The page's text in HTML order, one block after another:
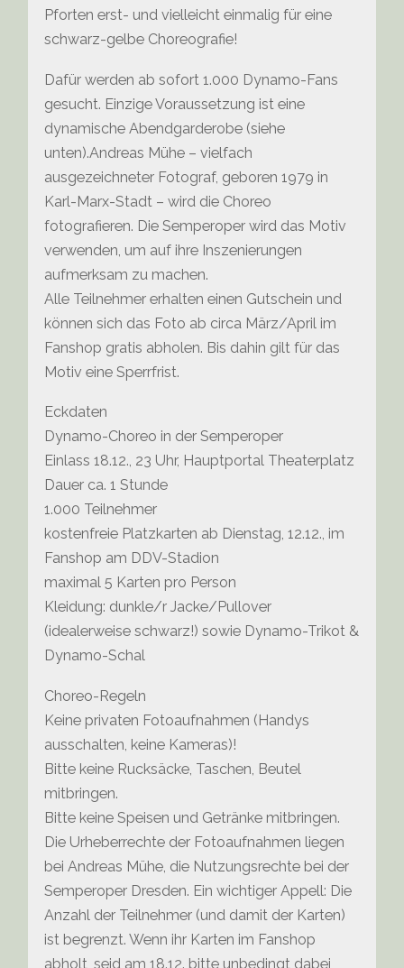
Pforten erst- und vielleicht einmalig für eine
schwarz-gelbe Choreografie!
Dafür werden ab sofort 1.000 Dynamo-Fans
gesucht. Einzige Voraussetzung ist eine
dynamische Abendgarderobe (siehe
unten).Andreas Mühe – vielfach
ausgezeichneter Fotograf, geboren 1979 in
Karl-Marx-Stadt – wird die Choreo
fotografieren. Die Semperoper wird das Motiv
verwenden, um auf ihre Inszenierungen
aufmerksam zu machen.
Alle Teilnehmer erhalten einen Gutschein und
können sich das Foto ab circa März/April im
Fanshop gratis abholen. Bis dahin gilt für das
Motiv eine Sperrfrist.
Eckdaten
Dynamo-Choreo in der Semperoper
Einlass 18.12., 23 Uhr, Hauptportal Theaterplatz
Dauer ca. 1 Stunde
1.000 Teilnehmer
kostenfreie Platzkarten ab Dienstag, 12.12., im
Fanshop am DDV-Stadion
maximal 5 Karten pro Person
Kleidung: dunkle/r Jacke/Pullover
(idealerweise schwarz!) sowie Dynamo-Trikot &
Dynamo-Schal
Choreo-Regeln
Keine privaten Fotoaufnahmen (Handys
ausschalten, keine Kameras)!
Bitte keine Rucksäcke, Taschen, Beutel
mitbringen.
Bitte keine Speisen und Getränke mitbringen.
Die Urheberrechte der Fotoaufnahmen liegen
bei Andreas Mühe, die Nutzungsrechte bei der
Semperoper Dresden. Ein wichtiger Appell: Die
Anzahl der Teilnehmer (und damit der Karten)
ist begrenzt. Wenn ihr Karten im Fanshop
abholt, seid am 18.12. bitte unbedingt dabei